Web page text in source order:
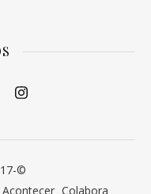
©
Acontecer Colabora